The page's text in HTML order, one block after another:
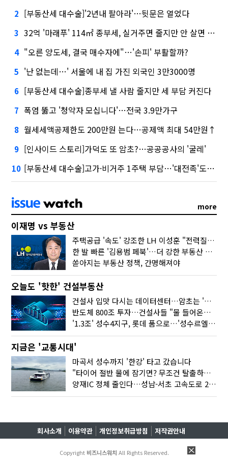
2 [부동산세 대수술]'2년내 팔아라'…뒷문은 열었다
3 32억 '마래푸' 114㎡ 종부세, 실거주면 줄지만 안 살면 2.5배
4 "오른 양도세, 결국 매수자에"…'손피' 부활할까?
5 '난 없는데…' 서울에 내 집 가진 외국인 3만3000명
6 [부동산세 대수술]종부세 낼 사람 줄지만 세 부담 커진다
7 폭염 뚫고 '청약자 모십니다'…전국 3.9만가구
8 월세세액공제한도 200만원 는다…공제액 최대 54만원↑
9 [인사이드 스토리]가덕도 또 암초?…공공공사의 '굴레'
10 [부동산세 대수술]고가·비거주 1주택 부담…'대전족'도 불똥
more
이재명 vs 부동산
주택공급 '속도' 강조한 LH 이성훈 "전력질주해야"
한 발 빠른 '김용범 페북'…더 강한 부동산 규제 나오나
쏟아지는 부동산 정책, 간명해져야
오늘도 '핫한' 건설부동산
건설사 입맛 다시는 데이터센터…암초는 '주민 반대'
반도체 800조 투자…건설사들 "물 들어온다!"
'1.3조' 성수4지구, 롯데 품으로…'성수르엘 S70' 거듭
지금은 '교통시대'
마곡서 성수까지 '한강' 타고 갔습니다
"타이어 절반 물에 잠기면? 무조건 탈출하세요"
양재IC 정체 줄인다…성남-서초 고속도로 2029년 착공
회사소개 이용약관 개인정보취급방침 저작권안내
Copyright 비즈니스워치 All Rights Reserved.